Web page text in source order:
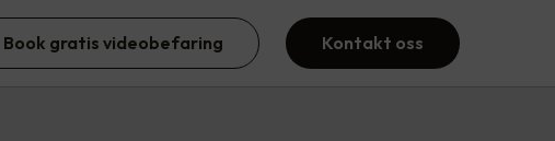
Book gratis videobefaring Kontakt oss